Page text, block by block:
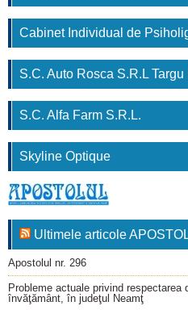
Cabinet Individual de
S.C. Auto Rosca S.R.L Targu
S.C. Alfa Farm S.R.L.
Skyline Optique
Ultimele articole
Apostolul nr. 296
Probleme actuale privind respectarea
învăţământ, în judeţul Neamţ